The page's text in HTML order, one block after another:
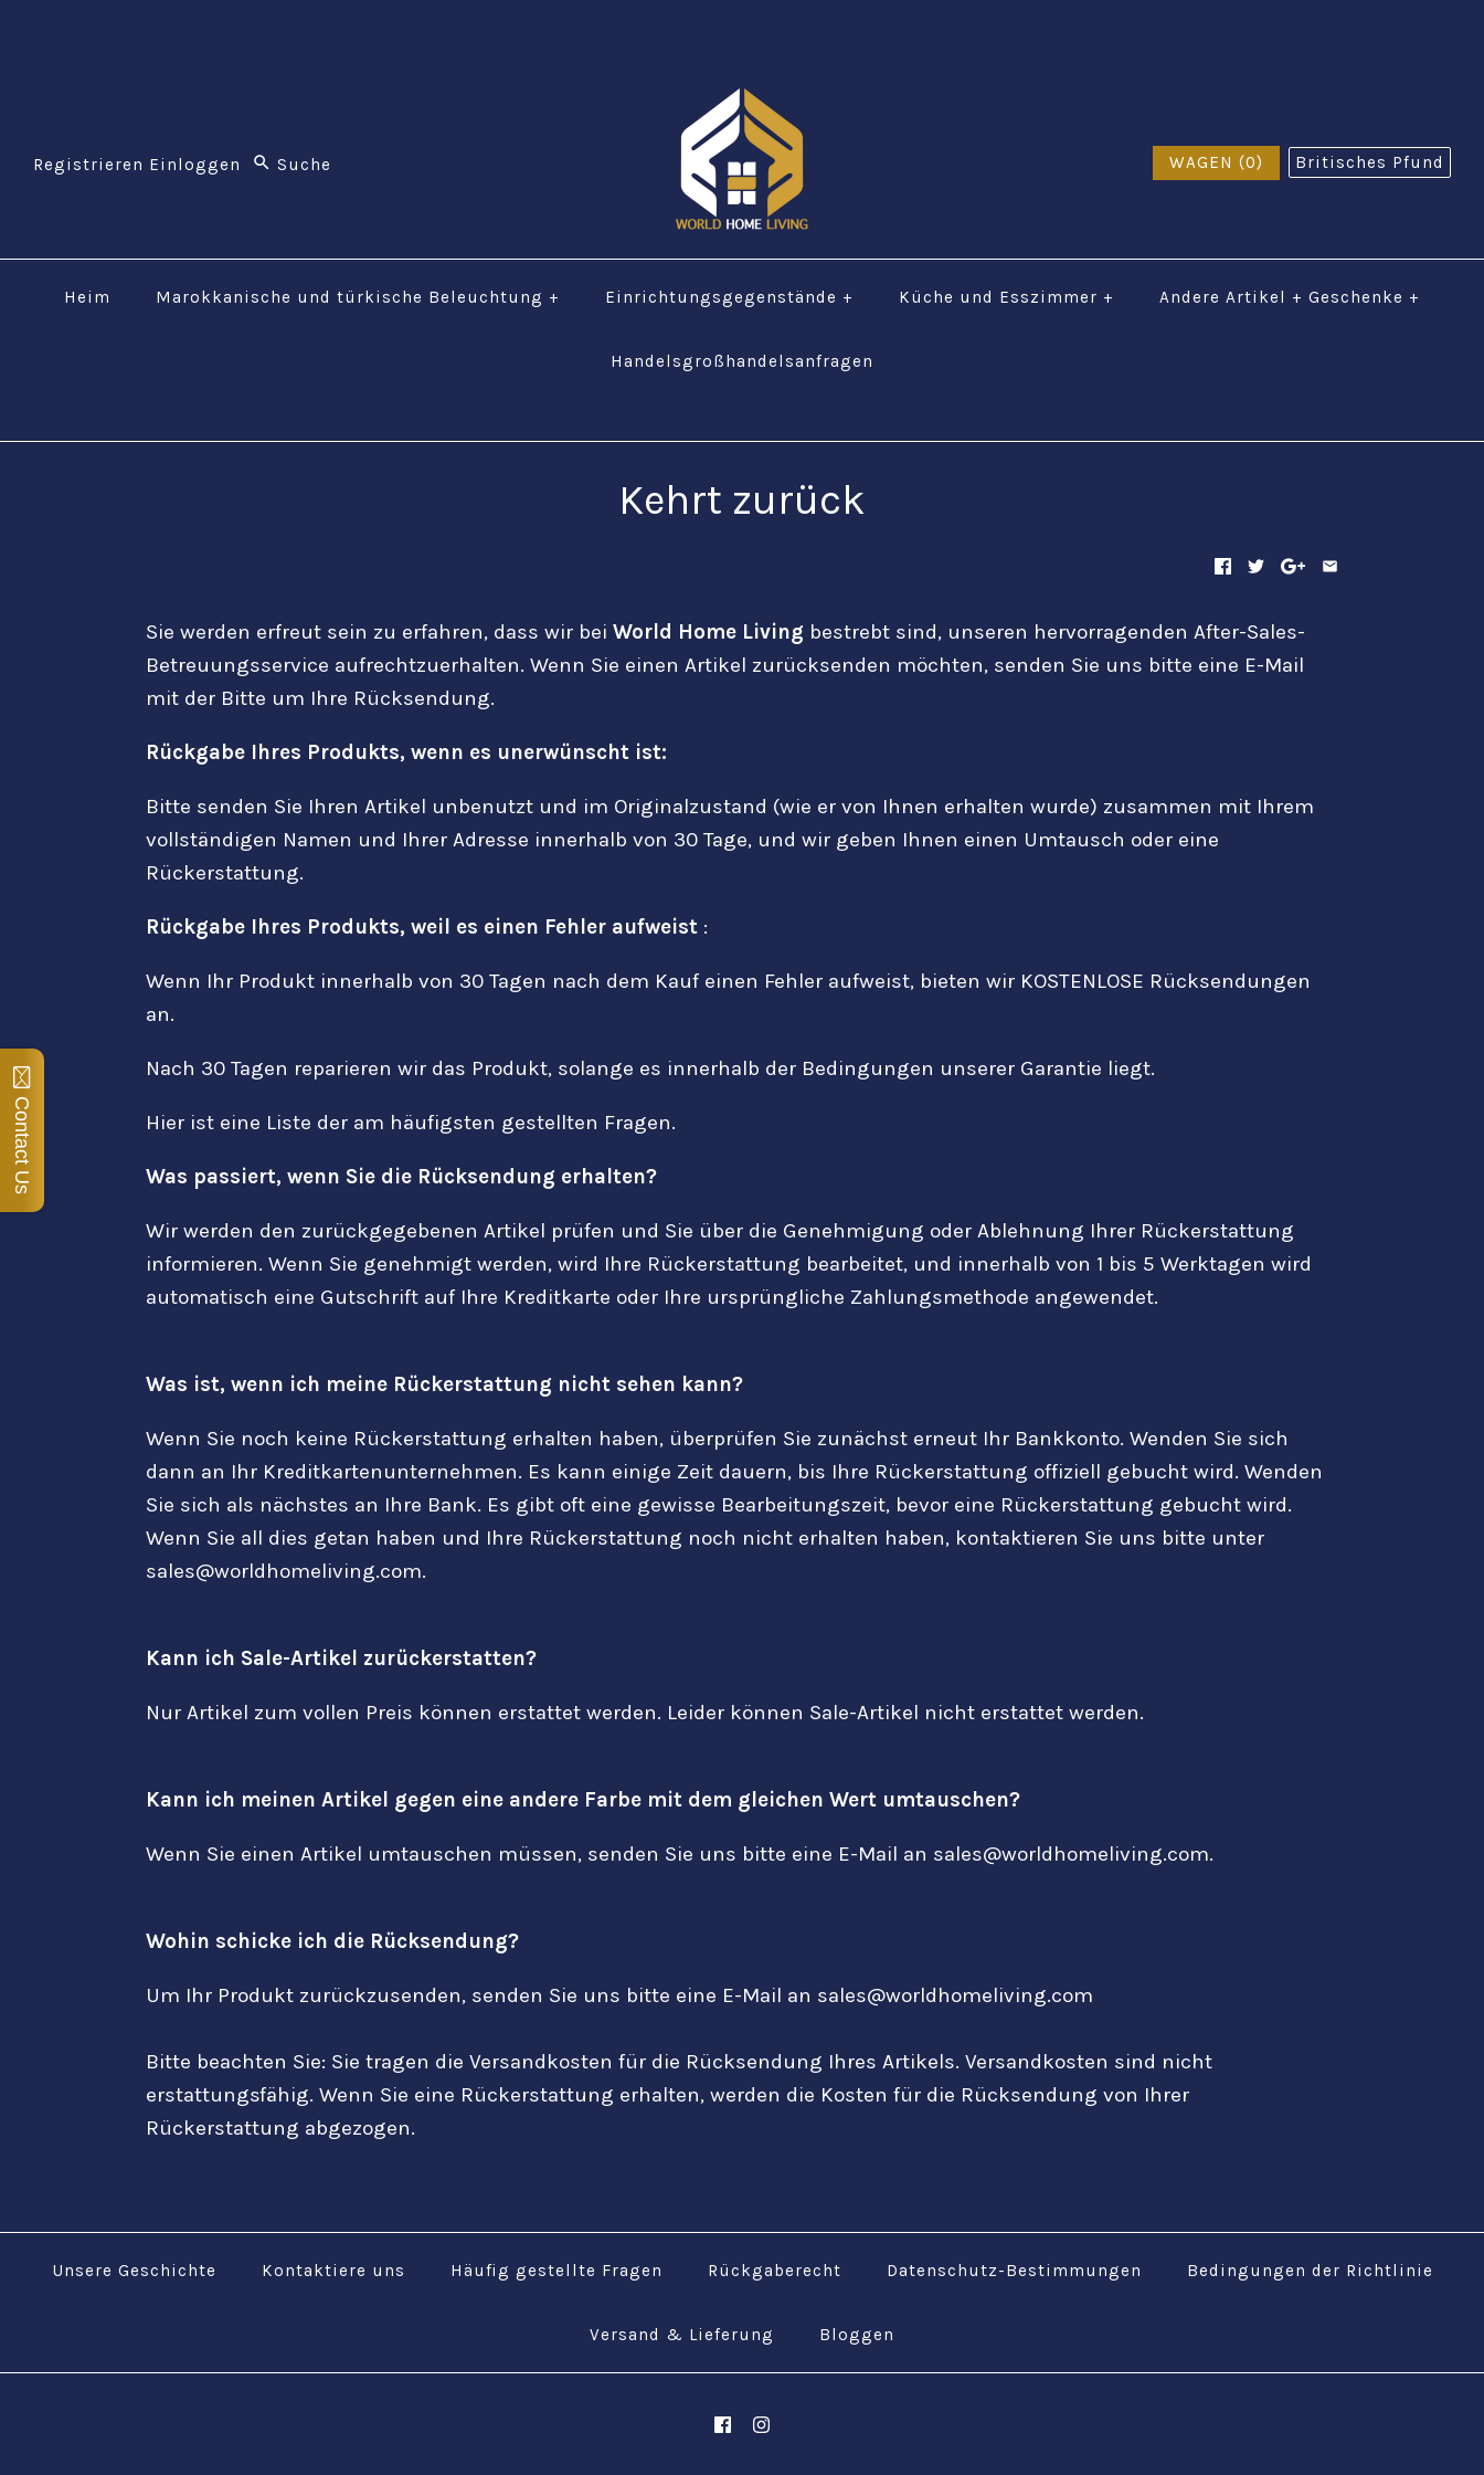
Registrieren Einloggen WAGEN (0) Britisches Pfund
Heim Marokkanische und türkische Beleuchtung + Einrichtungsgegenstände + Küche und Esszimmer + Andere Artikel + Geschenke +
Handelsgroßhandelsanfragen
Kehrt zurück
Sie werden erfreut sein zu erfahren, dass wir bei World Home Living bestrebt sind, unseren hervorragenden After-Sales-
Betreuungsservice aufrechtzuerhalten. Wenn Sie einen Artikel zurücksenden möchten, senden Sie uns bitte eine E-Mail
mit der Bitte um Ihre Rücksendung.
Rückgabe Ihres Produkts, wenn es unerwünscht ist:
Bitte senden Sie Ihren Artikel unbenutzt und im Originalzustand (wie er von Ihnen erhalten wurde) zusammen mit Ihrem
vollständigen Namen und Ihrer Adresse innerhalb von 30 Tage, und wir geben Ihnen einen Umtausch oder eine
Rückerstattung.
Rückgabe Ihres Produkts, weil es einen Fehler aufweist :
Wenn Ihr Produkt innerhalb von 30 Tagen nach dem Kauf einen Fehler aufweist, bieten wir KOSTENLOSE Rücksendungen
an.
Nach 30 Tagen reparieren wir das Produkt, solange es innerhalb der Bedingungen unserer Garantie liegt.
Hier ist eine Liste der am häufigsten gestellten Fragen.
Was passiert, wenn Sie die Rücksendung erhalten?
Wir werden den zurückgegebenen Artikel prüfen und Sie über die Genehmigung oder Ablehnung Ihrer Rückerstattung
informieren. Wenn Sie genehmigt werden, wird Ihre Rückerstattung bearbeitet, und innerhalb von 1 bis 5 Werktagen wird
automatisch eine Gutschrift auf Ihre Kreditkarte oder Ihre ursprüngliche Zahlungsmethode angewendet.
Was ist, wenn ich meine Rückerstattung nicht sehen kann?
Wenn Sie noch keine Rückerstattung erhalten haben, überprüfen Sie zunächst erneut Ihr Bankkonto. Wenden Sie sich
dann an Ihr Kreditkartenunternehmen. Es kann einige Zeit dauern, bis Ihre Rückerstattung offiziell gebucht wird. Wenden
Sie sich als nächstes an Ihre Bank. Es gibt oft eine gewisse Bearbeitungszeit, bevor eine Rückerstattung gebucht wird.
Wenn Sie all dies getan haben und Ihre Rückerstattung noch nicht erhalten haben, kontaktieren Sie uns bitte unter
sales@worldhomeliving.com.
Kann ich Sale-Artikel zurückerstatten?
Nur Artikel zum vollen Preis können erstattet werden. Leider können Sale-Artikel nicht erstattet werden.
Kann ich meinen Artikel gegen eine andere Farbe mit dem gleichen Wert umtauschen?
Wenn Sie einen Artikel umtauschen müssen, senden Sie uns bitte eine E-Mail an sales@worldhomeliving.com.
Wohin schicke ich die Rücksendung?
Um Ihr Produkt zurückzusenden, senden Sie uns bitte eine E-Mail an sales@worldhomeliving.com
Bitte beachten Sie: Sie tragen die Versandkosten für die Rücksendung Ihres Artikels. Versandkosten sind nicht
erstattungsfähig. Wenn Sie eine Rückerstattung erhalten, werden die Kosten für die Rücksendung von Ihrer
Rückerstattung abgezogen.
Unsere Geschichte Kontaktiere uns Häufig gestellte Fragen Rückgaberecht Datenschutz-Bestimmungen Bedingungen der Richtlinie
Versand & Lieferung Bloggen
Contact Us